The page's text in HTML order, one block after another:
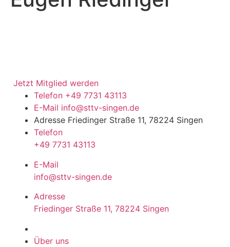
Jetzt Mitglied werden
Telefon +49 7731 43113
E-Mail info@sttv-singen.de
Adresse Friedinger Straße 11, 78224 Singen
Telefon
+49 7731 43113
E-Mail
info@sttv-singen.de
Adresse
Friedinger Straße 11, 78224 Singen
Über uns